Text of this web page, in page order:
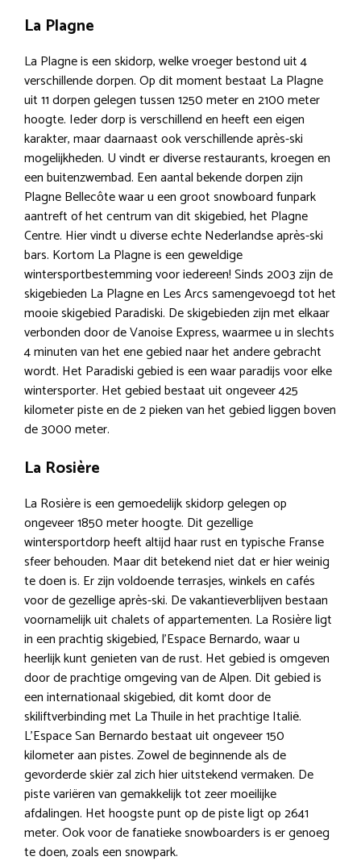
La Plagne
La Plagne is een skidorp, welke vroeger bestond uit 4
verschillende dorpen. Op dit moment bestaat La Plagne
uit 11 dorpen gelegen tussen 1250 meter en 2100 meter
hoogte. Ieder dorp is verschillend en heeft een eigen
karakter, maar daarnaast ook verschillende après-ski
mogelijkheden. U vindt er diverse restaurants, kroegen en
een buitenzwembad. Een aantal bekende dorpen zijn
Plagne Bellecôte waar u een groot snowboard funpark
aantreft of het centrum van dit skigebied, het Plagne
Centre. Hier vindt u diverse echte Nederlandse après-ski
bars. Kortom La Plagne is een geweldige
wintersportbestemming voor iedereen! Sinds 2003 zijn de
skigebieden La Plagne en Les Arcs samengevoegd tot het
mooie skigebied Paradiski. De skigebieden zijn met elkaar
verbonden door de Vanoise Express, waarmee u in slechts
4 minuten van het ene gebied naar het andere gebracht
wordt. Het Paradiski gebied is een waar paradijs voor elke
wintersporter. Het gebied bestaat uit ongeveer 425
kilometer piste en de 2 pieken van het gebied liggen boven
de 3000 meter.
La Rosière
La Rosière is een gemoedelijk skidorp gelegen op
ongeveer 1850 meter hoogte. Dit gezellige
wintersportdorp heeft altijd haar rust en typische Franse
sfeer behouden. Maar dit betekend niet dat er hier weinig
te doen is. Er zijn voldoende terrasjes, winkels en cafés
voor de gezellige après-ski. De vakantieverblijven bestaan
voornamelijk uit chalets of appartementen. La Rosière ligt
in een prachtig skigebied, l’Espace Bernardo, waar u
heerlijk kunt genieten van de rust. Het gebied is omgeven
door de prachtige omgeving van de Alpen. Dit gebied is
een internationaal skigebied, dit komt door de
skiliftverbinding met La Thuile in het prachtige Italië.
L’Espace San Bernardo bestaat uit ongeveer 150
kilometer aan pistes. Zowel de beginnende als de
gevorderde skiër zal zich hier uitstekend vermaken. De
piste variëren van gemakkelijk tot zeer moeilijke
afdalingen. Het hoogste punt op de piste ligt op 2641
meter. Ook voor de fanatieke snowboarders is er genoeg
te doen, zoals een snowpark.